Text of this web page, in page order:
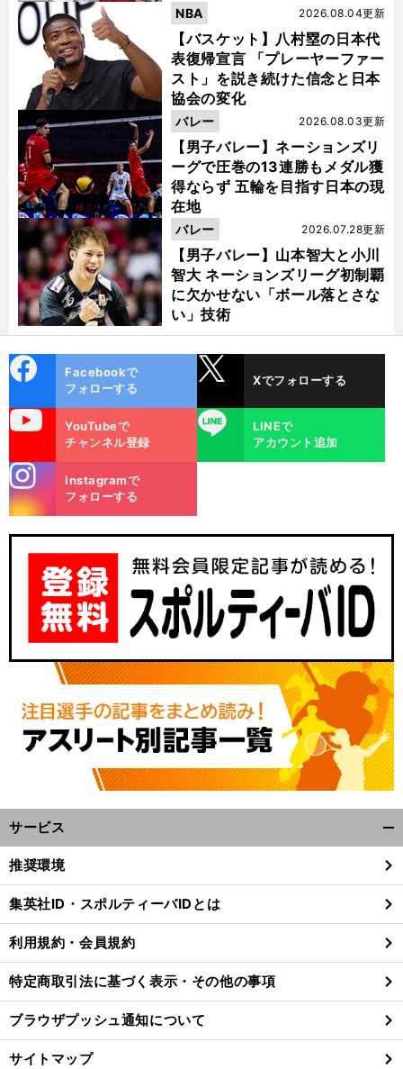
前
【バスケット】八村塁の日本代
表復帰宣言 「プレーヤーファー
スト」を説き続けた信念と日本
協会の変化
2026.08.04更新
NBA
【男子バレー】ネーションズリ
ーグで圧巻の13連勝もメダル獲
得ならず 五輪を目指す日本の現
在地
2026.08.03更新
バレー
【男子バレー】山本智大と小川
智大 ネーションズリーグ初制覇
に欠かせない「ボール落とさな
い」技術
2026.07.28更新
バレー
ok
Facebookで
フォローする
Xでフォローする
YouTubeで
チャンネル登録
LINE
LINEで
アカウント追加
m
Instagramで
フォローする
サービス
閉
る
推奨環境
集英社ID・スポルティーバIDとは
利用規約・会員規約
特定商取引法に基づく表示・その他の事項
ブラウザプッシュ通知について
サイトマップ